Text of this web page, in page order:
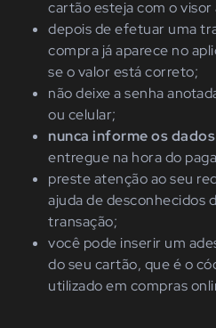
cartão esteja com o visor
depois de efetuar uma
compra já aparece no
se o valor está correto;
não deixe a senha
ou celular;
nunca informe os
entregue na hora do
preste atenção ao seu
ajuda de desconhecidos
transação;
você pode inserir um
do seu cartão, que é o
utilizado em compras